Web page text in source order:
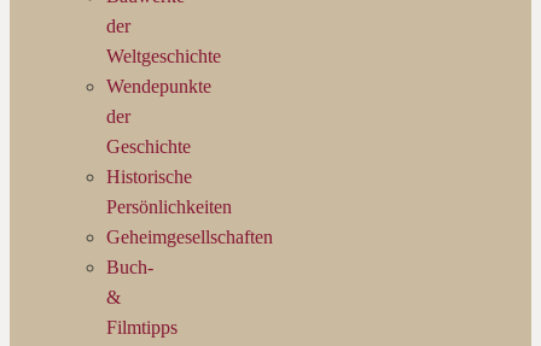
der
Weltgeschichte
Wendepunkte
der
Geschichte
Historische
Persönlichkeiten
Geheimgesellschaften
Buch-
&
Filmtipps